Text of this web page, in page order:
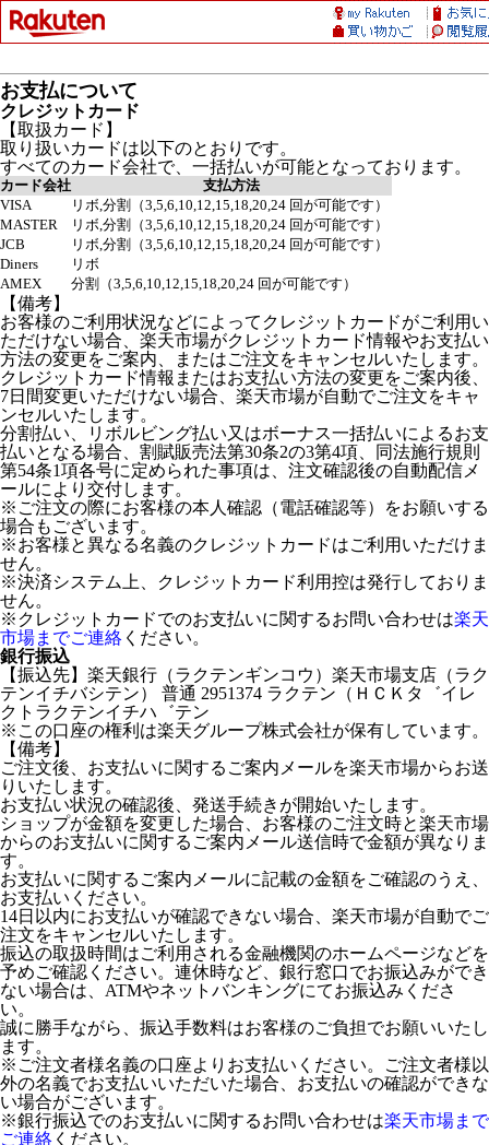
お支払について
クレジットカード
【取扱カード】
取り扱いカードは以下のとおりです。
すべてのカード会社で、一括払いが可能となっております。
カード会社
支払方法
VISA
リボ,分割（3,5,6,10,12,15,18,20,24 回が可能です）
MASTER
リボ,分割（3,5,6,10,12,15,18,20,24 回が可能です）
JCB
リボ,分割（3,5,6,10,12,15,18,20,24 回が可能です）
Diners
リボ
AMEX
分割（3,5,6,10,12,15,18,20,24 回が可能です）
【備考】
お客様のご利用状況などによってクレジットカードがご利用い
ただけない場合、楽天市場がクレジットカード情報やお支払い
方法の変更をご案内、またはご注文をキャンセルいたします。
クレジットカード情報またはお支払い方法の変更をご案内後、
7日間変更いただけない場合、楽天市場が自動でご注文をキャ
ンセルいたします。
分割払い、リボルビング払い又はボーナス一括払いによるお支
払いとなる場合、割賦販売法第30条2の3第4項、同法施行規則
第54条1項各号に定められた事項は、注文確認後の自動配信メ
ールにより交付します。
※ご注文の際にお客様の本人確認（電話確認等）をお願いする
場合もございます。
※お客様と異なる名義のクレジットカードはご利用いただけま
せん。
※決済システム上、クレジットカード利用控は発行しておりま
せん。
※クレジットカードでのお支払いに関するお問い合わせは楽天
市場までご連絡 ください。
銀行振込
【振込先】楽天銀行（ラクテンギンコウ）楽天市場支店（ラク
テンイチバシテン） 普通 2951374 ラクテン（ＨＣＫタ゛イレ
クトラクテンイチハ゛テン
※この口座の権利は楽天グループ株式会社が保有しています。
【備考】
ご注文後、お支払いに関するご案内メールを楽天市場からお送
りいたします。
お支払い状況の確認後、発送手続きが開始いたします。
ショップが金額を変更した場合、お客様のご注文時と楽天市場
からのお支払いに関するご案内メール送信時で金額が異なりま
す。
お支払いに関するご案内メールに記載の金額をご確認のうえ、
お支払いください。
14日以内にお支払いが確認できない場合、楽天市場が自動でご
注文をキャンセルいたします。
振込の取扱時間はご利用される金融機関のホームページなどを
予めご確認ください。連休時など、銀行窓口でお振込みができ
ない場合は、ATMやネットバンキングにてお振込みくださ
い。
誠に勝手ながら、振込手数料はお客様のご負担でお願いいたし
ます。
※ご注文者様名義の口座よりお支払いください。ご注文者様以
外の名義でお支払いいただいた場合、お支払いの確認ができな
い場合がございます。
※銀行振込でのお支払いに関するお問い合わせは楽天市場まで
ご連絡 ください。